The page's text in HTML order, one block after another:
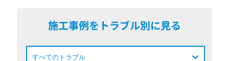
施工事例をトラブル別に見る